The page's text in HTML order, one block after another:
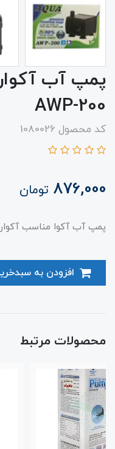
پمپ آب
AWP-200
کد محصول 1080026
876,000 تومان
پمپ آب آکوا مناسب
محصولات مرتبط